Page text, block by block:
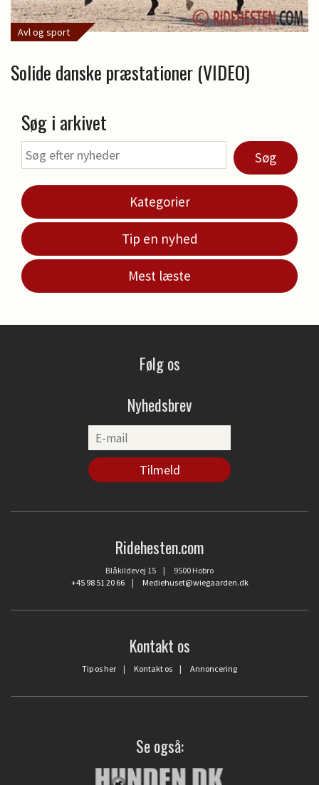
Avl og sport
Solide danske præstationer (VIDEO)
Søg i arkivet
Søg
Kategorier
Tip en nyhed
Mest læste
Følg os
Nyhedsbrev
Ridehesten.com
Blåkildevej 15 | 9500 Hobro
+45 98 51 20 66| Mediehuset@wiegaarden.dk
Kontakt os
Tip os her | Kontakt os | Annoncering
Se også: